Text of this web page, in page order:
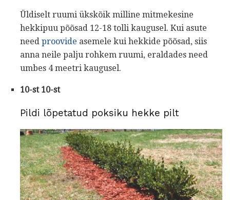
Üldiselt ruumi ükskõik milline mitmekesine
hekkipuu põõsad 12-18 tolli kaugusel. Kui asute
need proovide asemele kui hekkide põõsad, siis
anna neile palju rohkem ruumi, eraldades need
umbes 4 meetri kaugusel.
10-st 10-st
Pildi lõpetatud poksiku hekke pilt